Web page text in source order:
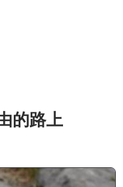
的路上